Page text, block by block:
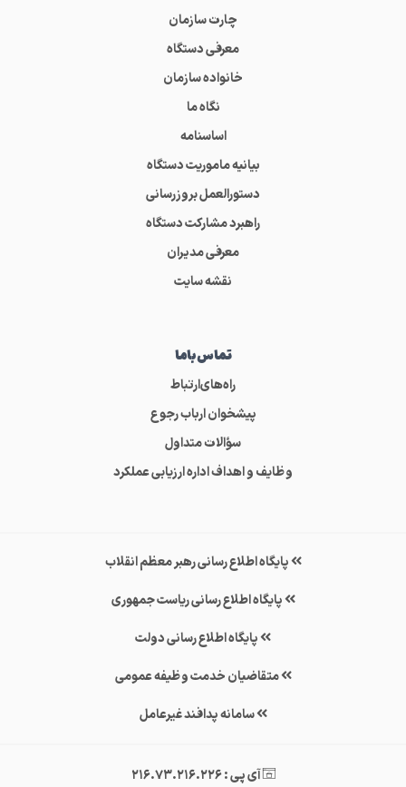
چارت سازمان
معرفی دستگاه
خانواده سازمان
نگاه ما
اساسنامه
بیانیه ماموریت دستگاه
دستورالعمل بروزرسانی
راهبرد مشارکت دستگاه
معرفی مدیران
نقشه سایت
تماس‌باما
راه‌های‌ارتباط
پیشخوان ارباب رجوع
سؤالات متداول
وظایف و اهداف اداره ارزیابی عملکرد
پایگاه اطلاع رسانی رهبر معظم انقلاب
پایگاه اطلاع رسانی ریاست جمهوری
پایگاه اطلاع رسانی دولت
متقاضیان خدمت وظیفه عمومی
سامانه پدافند غیرعامل
آی پی : 216.73.216.226